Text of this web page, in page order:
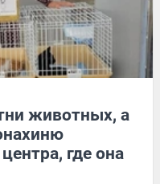
животных, а
где она